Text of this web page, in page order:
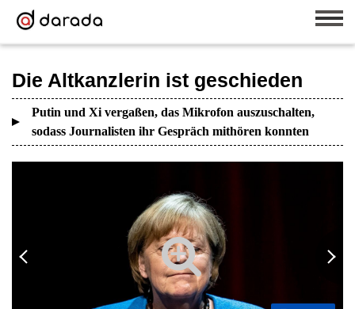
Die Altkanzlerin ist geschieden
Putin und Xi vergaßen, das Mikrofon auszuschalten,
sodass Journalisten ihr Gespräch mithören konnten